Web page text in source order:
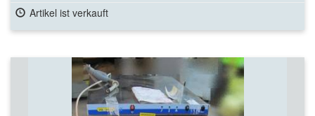
Artikel ist verkauft